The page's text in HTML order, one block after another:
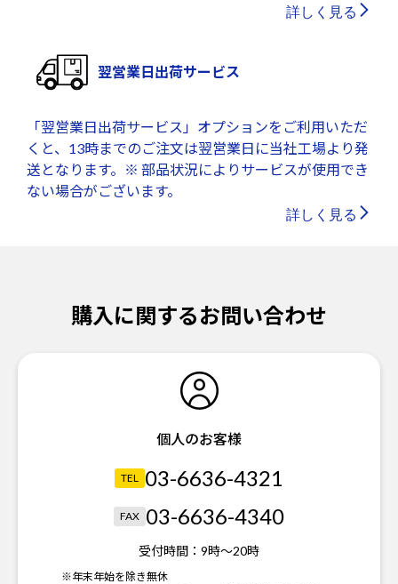
詳しく見る
翌営業日出荷サービス
「翌営業日出荷サービス」オプションをご利用いただ
くと、13時までのご注文は翌営業日に当社工場より発
送となります。※ 部品状況によりサービスが使用でき
ない場合がございます。
詳しく見る
購入に関するお問い合わせ
個人のお客様
TEL 03-6636-4321
FAX 03-6636-4340
受付時間： 9時～20時
※年末年始を除き無休